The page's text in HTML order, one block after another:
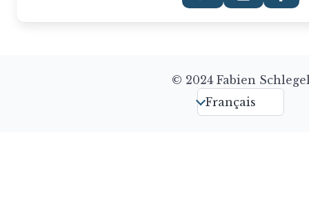
© 2024 Fabien